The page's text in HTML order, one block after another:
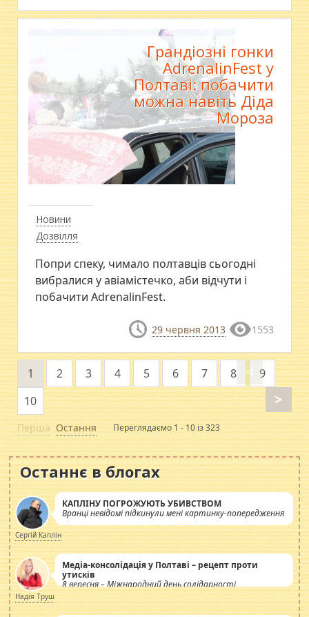
Новини
Дозвілля
Грандіозні гонки
AdrenalinFest у
Полтаві: побачити
можна навіть Діда
Мороза
Попри спеку, чимало полтавців сьогодні
вибралися у авіамістечко, аби відчути і
побачити AdrenalinFest.
29 червня 2013 1553
Перша
<
1 2 3 4 5 6 7 8
9
10
>
Остання Переглядаємо 1 - 10 із 323
Останнє в блогах
КАПЛІНУ ПОГРОЖУЮТЬ УБИВСТВОМ
Вранці невідомі підкинули мені картинку-попередження
Сергій Каплін
Медіа-консолідація у Полтаві – рецепт проти
утисків
8 вересня – Міжнародний день солідарності
журналістів.
Надія Труш